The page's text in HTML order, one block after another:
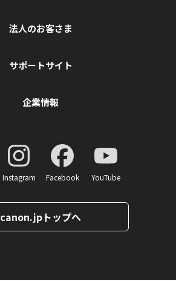
法人のお客さま
サポートサイト
企業情報
Instagram Facebook YouTube
canon.jpトップへ